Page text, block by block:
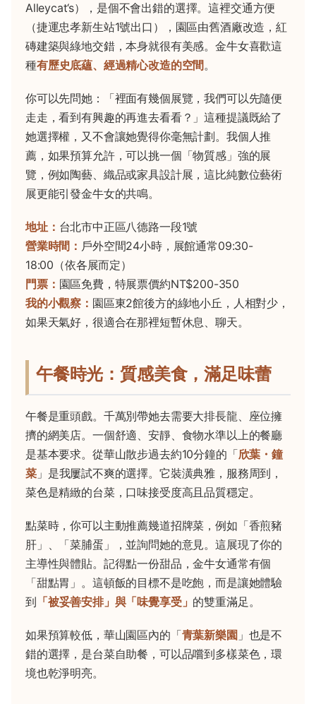
Alleycat‘s），是個不會出錯的選擇。這裡交通方便
（捷運忠孝新生站1號出口），園區由舊酒廠改造，紅
磚建築與綠地交錯，本身就很有美感。金牛女喜歡這
種有歷史底蘊、經過精心改造的空間。
你可以先問她：「裡面有幾個展覽，我們可以先隨便
走走，看到有興趣的再進去看看？」這種提議既給了
她選擇權，又不會讓她覺得你毫無計劃。我個人推
薦，如果預算允許，可以挑一個「物質感」強的展
覽，例如陶藝、織品或家具設計展，這比純數位藝術
展更能引發金牛女的共鳴。
地址： 台北市中正區八德路一段1號
營業時間： 戶外空間24小時，展館通常09:30-
18:00（依各展而定）
門票： 園區免費，特展票價約NT$200-350
我的小觀察： 園區東2館後方的綠地小丘，人相對少，
如果天氣好，很適合在那裡短暫休息、聊天。
午餐時光：質感美食，滿足味蕾
午餐是重頭戲。千萬別帶她去需要大排長龍、座位擁
擠的網美店。一個舒適、安靜、食物水準以上的餐廳
是基本要求。從華山散步過去約10分鐘的「欣葉・鐘
菜」是我屢試不爽的選擇。它裝潢典雅，服務周到，
菜色是精緻的台菜，口味接受度高且品質穩定。
點菜時，你可以主動推薦幾道招牌菜，例如「香煎豬
肝」、「菜脯蛋」，並詢問她的意見。這展現了你的
主導性與體貼。記得點一份甜品，金牛女通常有個
「甜點胃」。這頓飯的目標不是吃飽，而是讓她體驗
到 「被妥善安排」與「味覺享受」 的雙重滿足。
如果預算較低，華山園區內的「青葉新樂園 」也是不
錯的選擇，是台菜自助餐，可以品嚐到多樣菜色，環
境也乾淨明亮。